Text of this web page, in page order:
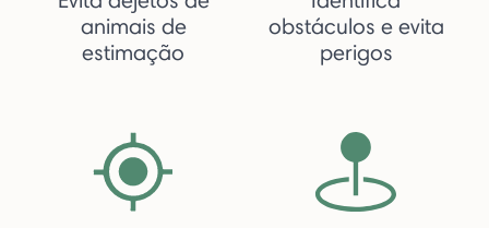
animais de
estimação
obstáculos e evita
perigos